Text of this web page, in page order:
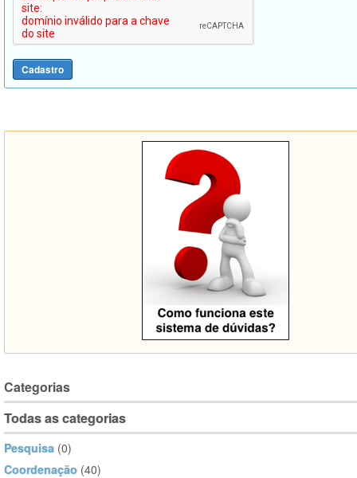
Categorias
Todas as categorias
Pesquisa (0)
Coordenação (40)